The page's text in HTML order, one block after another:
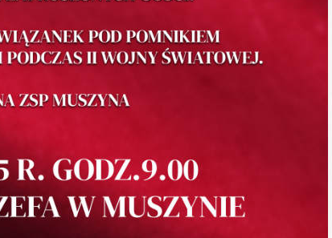
System Obsługi Wsparcia finansowanego ze środków PFRON